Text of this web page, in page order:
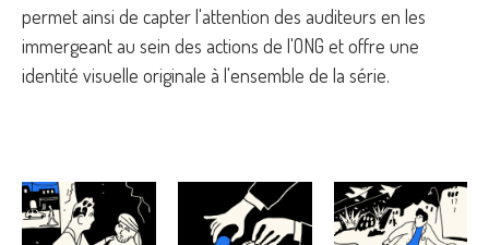
permet ainsi de capter l'attention des auditeurs en les
immergeant au sein des actions de l'ONG et offre une
identité visuelle originale à l'ensemble de la série.